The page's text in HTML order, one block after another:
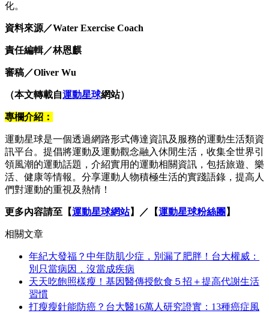
化。
資料來源／Water Exercise Coach
責任編輯／林恩麒
審稿／Oliver Wu
（本文轉載自運動星球網站）
專欄介紹：
運動星球是一個透過網路形式傳達資訊及服務的運動生活類資
訊平台。提倡將運動及運動觀念融入休閒生活，收集全世界引
領風潮的運動話題，介紹實用的運動相關資訊，包括旅遊、樂
活、健康等情報。分享運動人物積極生活的實踐語錄，提高人
們對運動的重視及熱情！
更多內容請至【運動星球網站】／【運動星球粉絲團 】
相關文章
年紀大發福？中年防肌少症，別漏了肥胖！台大權威：
別只當病因，沒當成疾病
天天吃飽照樣瘦！基因醫傳授飲食５招＋提高代謝生活
習慣
打瘦瘦針能防癌？台大醫16萬人研究證實：13種癌症風